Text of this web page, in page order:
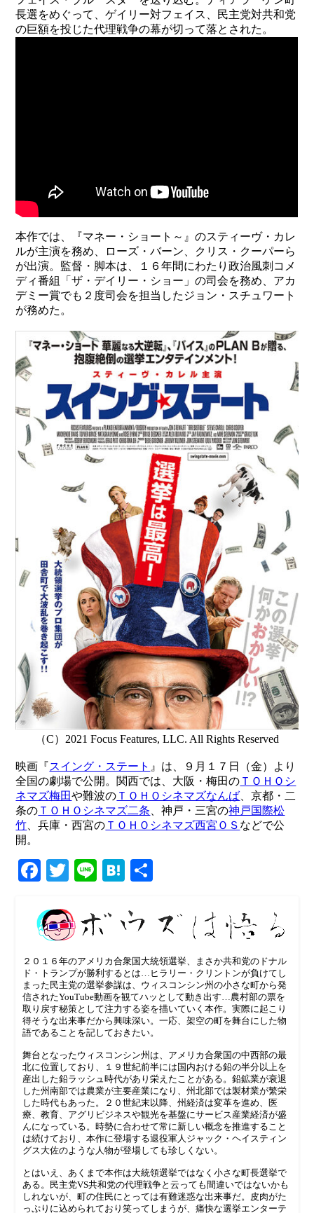
長選をめぐって、ゲイリー対フェイス、民主党対共和党
の巨額を投じた代理戦争の幕が切って落とされた。
本作では、『マネー・ショート～』のスティーヴ・カレ
ルが主演を務め、ローズ・バーン、クリス・クーパーら
が出演。監督・脚本は、１６年間にわたり政治風刺コメ
ディ番組「ザ・デイリー・ショー」の司会を務め、アカ
デミー賞でも２度司会を担当したジョン・スチュワート
が務めた。
（C）2021 Focus Features, LLC. All Rights Reserved
映画『スイング・ステート 』は、９月１７日（金）より
全国の劇場で公開。関西では、大阪・梅田の ＴＯＨＯシ
ネマズ梅田や難波の ＴＯＨＯシネマズなんば、京都・二
条の ＴＯＨＯシネマズ二条、神戸・三宮の神戸国際松
竹、兵庫・西宮の ＴＯＨＯシネマズ西宮ＯＳ などで公
開。
Facebook
TwitterLineHatena
２０１６年のアメリカ合衆国大統領選挙、まさか共和党のドナル
ド・トランプが勝利するとは…ヒラリー・クリントンが負けてし
まった民主党の選挙参謀は、ウィスコンシン州の小さな町から発
信されたYouTube動画を観てハッとして動き出す…農村部の票を
取り戻す秘策として注力する姿を描いていく本作。実際に起こり
得そうな出来事だから興味深い。一応、架空の町を舞台にした物
語であることを記しておきたい。
舞台となったウィスコンシン州は、アメリカ合衆国の中西部の最
北に位置しており、１９世紀前半には国内おける鉛の半分以上を
産出した鉛ラッシュ時代があり栄えたことがある。鉛鉱業が衰退
した州南部では農業が主要産業になり、州北部では製材業が繁栄
した時代もあった。２０世紀末以降、州経済は変革を進め、医
療、教育、アグリビジネスや観光を基盤にサービス産業経済が盛
んになっている。時勢に合わせて常に新しい概念を推進すること
は続けており、本作に登場する退役軍人ジャック・ヘイスティン
グス大佐のような人物が登場しても珍しくない。
とはいえ、あくまで本作は大統領選挙ではなく小さな町長選挙で
ある。民主党VS共和党の代理戦争と云っても間違いではないかも
しれないが、町の住民にとっては有難迷惑な出来事だ。皮肉がた
っぷりに込められており笑ってしまうが、痛快な選挙エンターテ